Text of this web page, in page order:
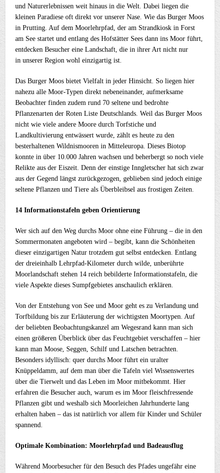
und Naturerlebnissen weit hinaus in die Welt. Dabei liegen die
kleinen Paradiese oft direkt vor unserer Nase. Wie das Burger Moos
in Prutting. Auf dem Moorlehrpfad, der am Strandkiosk in Forst
am See startet und entlang des Hofstätter Sees dann ins Moor führt,
entdecken Besucher eine Landschaft, die in ihrer Art nicht nur
in unserer Region wohl einzigartig ist.
Das Burger Moos bietet Vielfalt in jeder Hinsicht. So liegen hier
nahezu alle Moor-Typen direkt nebeneinander, aufmerksame
Beobachter finden zudem rund 70 seltene und bedrohte
Pflanzenarten der Roten Liste Deutschlands. Weil das Burger Moos
nicht wie viele andere Moore durch Torfstiche und
Landkultivierung entwässert wurde, zählt es heute zu den
besterhaltenen Wildnismooren in Mitteleuropa. Dieses Biotop
konnte in über 10.000 Jahren wachsen und beherbergt so noch viele
Relikte aus der Eiszeit. Denn der einstige Inngletscher hat sich zwar
aus der Gegend längst zurückgezogen, geblieben sind jedoch einige
seltene Pflanzen und Tiere als Überbleibsel aus frostigen Zeiten.
14 Informationstafeln geben Orientierung
Wer sich auf den Weg durchs Moor ohne eine Führung – die in den
Sommermonaten angeboten wird – begibt, kann die Schönheiten
dieser einzigartigen Natur trotzdem gut selbst entdecken. Entlang
der dreieinhalb Lehrpfad-Kilometer durch wilde, unberührte
Moorlandschaft stehen 14 reich bebilderte Informationstafeln, die
viele Aspekte dieses Sumpfgebietes anschaulich erklären.
Von der Entstehung von See und Moor geht es zu Verlandung und
Torfbildung bis zur Erläuterung der wichtigsten Moortypen. Auf
der beliebten Beobachtungskanzel am Wegesrand kann man sich
einen größeren Überblick über das Feuchtgebiet verschaffen – hier
kann man Moose, Seggen, Schilf und Latschen betrachten.
Besonders idyllisch: quer durchs Moor führt ein uralter
Knüppeldamm, auf dem man über die Tafeln viel Wissenswertes
über die Tierwelt und das Leben im Moor mitbekommt. Hier
erfahren die Besucher auch, warum es im Moor fleischfressende
Pflanzen gibt und weshalb sich Moorleichen Jahrhunderte lang
erhalten haben – das ist natürlich vor allem für Kinder und Schüler
spannend.
Optimale Kombination: Moorlehrpfad und Badeausflug
Während Moorbesucher für den Besuch des Pfades ungefähr eine